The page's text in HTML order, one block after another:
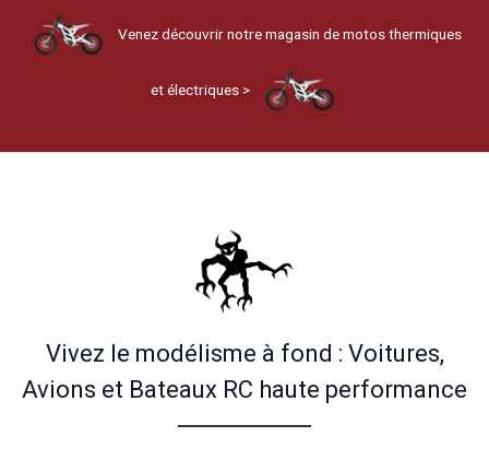
Venez découvrir notre magasin de motos thermiques
et électriques >
Vivez le modélisme à fond : Voitures,
Avions et Bateaux RC haute performance